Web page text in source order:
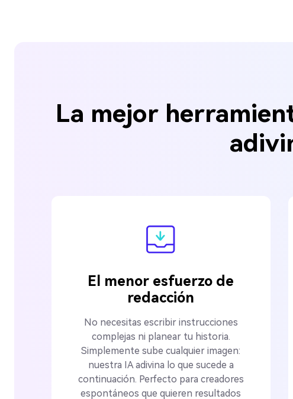
La mejor
El menor esfuerzo de
redacción
No necesitas escribir instrucciones
complejas ni planear tu historia.
Simplemente sube cualquier imagen:
nuestra IA adivina lo que sucede a
continuación. Perfecto para creadores
espontáneos que quieren resultados